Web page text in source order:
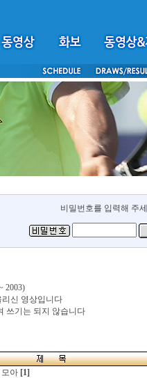
비밀번호를 입력해 주
2003)
신 영상입니다
쓰기는 되지 않습니다
아 [1]